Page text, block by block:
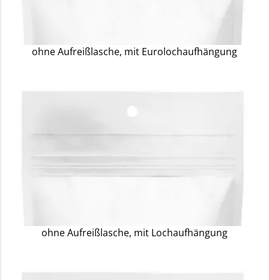
ohne Aufreißlasche, mit Eurolochaufhängung
ohne Aufreißlasche, mit Lochaufhängung